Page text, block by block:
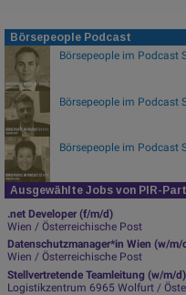
Börsepeople Podcast
Börsepeople im Podcast
Börsepeople im Podcast
Börsepeople im Podcast
Ausgewählte Jobs von PIR-
.net Developer (f/m/d)
Wien / Österreichische Post
Datenschutzmanager*in Wien (w/m/
Wien / Österreichische Post
Stellvertretende Teamleitung (w/m/d)
Logistikzentrum 6965 Wolfurt /